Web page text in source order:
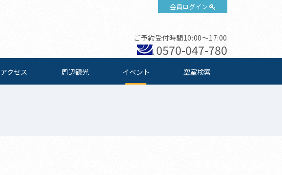
会員ログイン
ご予約受付時間10:00～17:00
0570-047-780
アクセス 周辺観光 イベント 空室検索